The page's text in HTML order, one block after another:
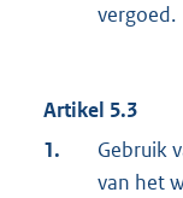
vergoed.
Artikel 5.3
1.
Gebruik
van het